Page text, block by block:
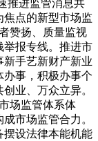
推进监管消息共
焦点的新型市场监
赞扬、质量监视
举报专线。推进市
手艺新财产新业
办事，积极办事个
业、万众立异。
场监管体系体
市场监管合力。
摆设法律本能机能